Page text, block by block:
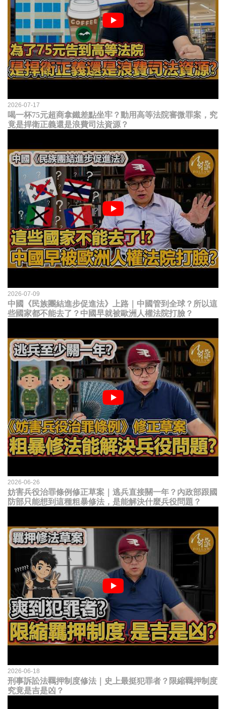
2026-07-17
喝一杯75元超商拿鐵差點坐牢？動用高等法院審微罪案，究
竟是捍衛正義還是浪費司法資源？
2026-07-09
中國《民族團結進步促進法》上路｜中國管到全球？所以這
些國家都不能去了？中國早就被歐洲人權法院打臉？
2026-06-26
妨害兵役治罪條例修正草案｜逃兵直接關一年？內政部跟國
防部只能想到這種粗暴修法，是能解決什麼兵役問題？
2026-06-18
刑事訴訟法羈押制度修法｜史上最挺犯罪者？限縮羈押制度
究竟是吉是凶？